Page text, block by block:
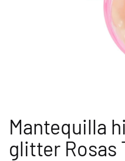
Mantequilla
glitter Rosas